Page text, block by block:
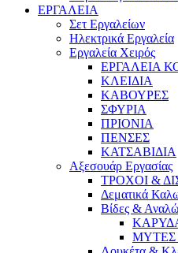
ΕΡΓΑΛΕΙΑ
Σετ Εργαλείων
Ηλεκτρικά Εργαλεία
Εργαλεία Χειρός
ΕΡΓΑΛΕΙΑ
ΚΛΕΙΔΙΑ
ΚΑΒΟΥΡΕΣ
ΣΦΥΡΙΑ
ΠΡΙΟΝΙΑ
ΠΕΝΣΕΣ
ΚΑΤΣΑΒΙΔΙΑ
Αξεσουάρ Εργασίας
ΤΡΟΧΟΙ &
Δεματικά
Βίδες &
ΜΥΤΕΣ